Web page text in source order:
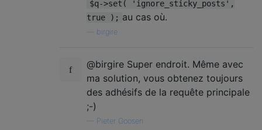
$q->set( 'ignore_sticky_posts',
true ); au cas où.
birgire
@birgire Super endroit. Même avec
ma solution, vous obtenez toujours
des adhésifs de la requête principale
;-)
Pieter Goosen